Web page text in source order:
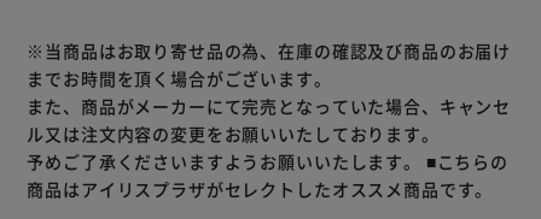
※当商品はお取り寄せ品の為、在庫の確認及び商品のお届け
までお時間を頂く場合がございます。
また、商品がメーカーにて完売となっていた場合、キャンセ
ル又は注文内容の変更をお願いいたしております。
予めご了承くださいますようお願いいたします。 ■こちらの
商品はアイリスプラザがセレクトしたオススメ商品です。